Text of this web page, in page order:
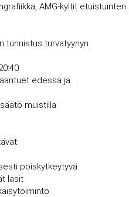
AMG-kyltit etuistuinten
tunnistus turvatyynyn
edessä ja
muistilla
poiskytkeytyvä
lasit